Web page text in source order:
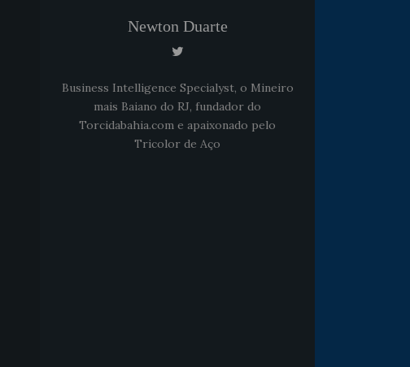
Newton Duarte
Business Intelligence Specialyst, o Mineiro
mais Baiano do RJ, fundador do
Torcidabahia.com e apaixonado pelo
Tricolor de Aço